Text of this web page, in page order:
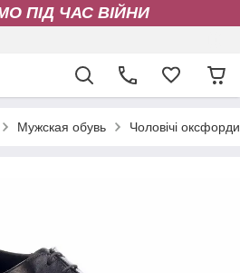
ПІД ЧАС ВІЙНИ
Мужская обувь Чоловічі оксфорди